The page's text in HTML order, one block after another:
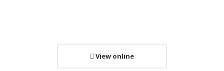
View online